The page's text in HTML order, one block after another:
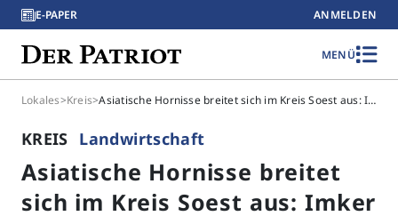
E-PAPER ANMELDEN
MENÜ
Lokales>Kreis> Asiatische Hornisse breitet sich im Kreis Soest aus: Imker rechnen mit 50 Nestern
KREIS Landwirtschaft
Asiatische Hornisse breitet
sich im Kreis Soest aus: Imker